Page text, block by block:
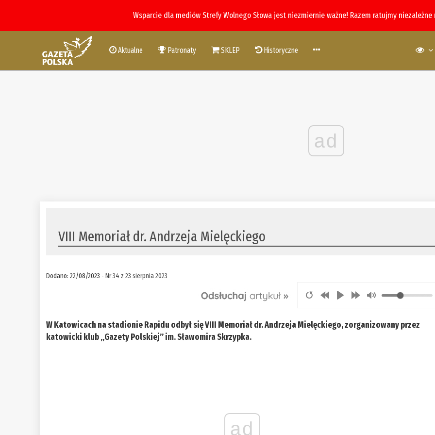
Wsparcie dla mediów Strefy Wolnego Słowa jest niezmiernie ważne! Razem ratujmy
Aktualne Patronaty SKLEP Historyczne
ad
VIII Memoriał dr. Andrzeja Mielęckiego
Dodano: 22/08/2023 -Nr 34 z 23 sierpnia 2023
W Katowicach na stadionie Rapidu odbył się VIII Memoriał dr. Andrzeja Mielęckiego, zorganizowany przez
katowicki klub „Gazety Polskiej” im. Sławomira Skrzypka.
ad